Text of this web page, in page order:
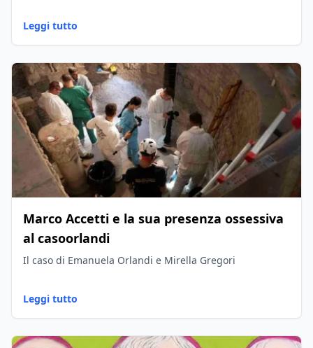
Leggi tutto
Marco Accetti e la sua presenza ossessiva
al casoorlandi
Il caso di Emanuela Orlandi e Mirella Gregori
Leggi tutto